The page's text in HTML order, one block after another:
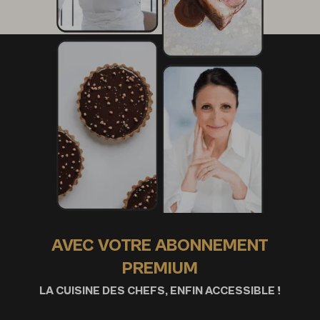
Préparation des légumes du jardin crus
2 mini navets
2 mini carottes bicolores et jaunes
1 botte de tahoon cress
AVEC VOTRE ABONNEMENT
PREMIUM
LA CUISINE DES CHEFS, ENFIN ACCESSIBLE !